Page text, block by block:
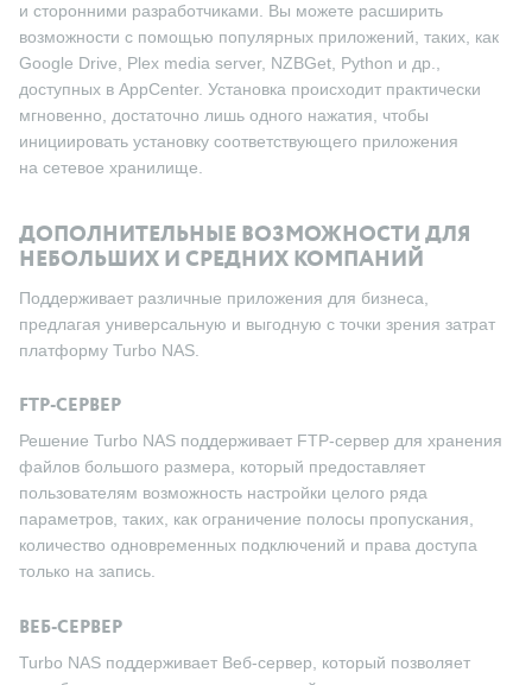
и сторонними разработчиками. Вы можете расширить
возможности с помощью популярных приложений, таких, как
Google Drive, Plex media server, NZBGet, Python и др.,
доступных в AppCenter. Установка происходит практически
мгновенно, достаточно лишь одного нажатия, чтобы
инициировать установку соответствующего приложения
на сетевое хранилище.
ДОПОЛНИТЕЛЬНЫЕ ВОЗМОЖНОСТИ ДЛЯ
НЕБОЛЬШИХ И СРЕДНИХ КОМПАНИЙ
Поддерживает различные приложения для бизнеса,
предлагая универсальную и выгодную с точки зрения затрат
платформу Turbo NAS.
FTP-СЕРВЕР
Решение Turbo NAS поддерживает FTP-сервер для хранения
файлов большого размера, который предоставляет
пользователям возможность настройки целого ряда
параметров, таких, как ограничение полосы пропускания,
количество одновременных подключений и права доступа
только на запись.
ВЕБ-СЕРВЕР
Turbo NAS поддерживает Веб-сервер, который позволяет